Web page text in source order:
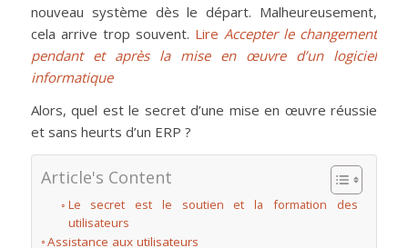
nouveau système dès le départ. Malheureusement,
cela arrive trop souvent. Lire Accepter le changement
pendant et après la mise en œuvre d’un logiciel
informatique
Alors, quel est le secret d’une mise en œuvre réussie
et sans heurts d’un ERP ?
Article's Content
Le secret est le soutien et la formation des
utilisateurs
Assistance aux utilisateurs